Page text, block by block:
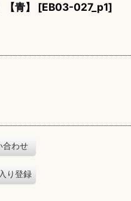
青】 [EB03-027_p1]
合わせ
り登録